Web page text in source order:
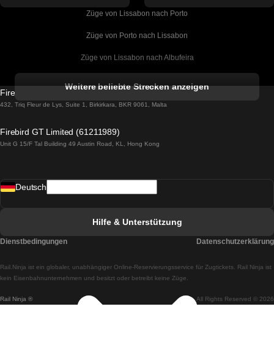
Züge von Lissabon nach Porto
Züge von Porto nach Lissabon
Züge von Lissabon nach Albufeira
Züge von Lissabon nach Lagos
Züge von Lissabon nach Madrid
Züge von Lissabon nach Braga
Züge von Braga nach Lissabon
Weitere beliebte Strecken anzeigen
Firebird GT Limited (OC 1451)
432, Triq Fleur de Lys, Suite 1, Birkirkara, BKR 9061, Malta
Firebird GT Limited (61211989)
Unit G 15/F Tal Building 49 Austin Road, KL, Hong Kong
Rail Ninja ® All Rights Reserved © 2026
Rail.Ninja ist ein globaler, unabhängiger Online-Reservierungsservice für Zugtickets. Rail Ninja ist
kein Eisenbahnunternehmen und besitzt oder betreibt keine Züge.
Deutsch
Hilfe & Unterstützung
Dienstbedingungen Datenschutzerklärung